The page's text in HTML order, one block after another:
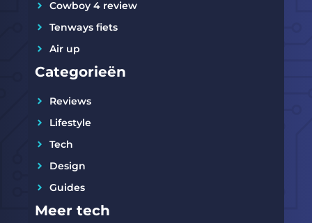
Cowboy 4 review
Tenways fiets
Air up
Categorieën
Reviews
Lifestyle
Tech
Design
Guides
Meer tech